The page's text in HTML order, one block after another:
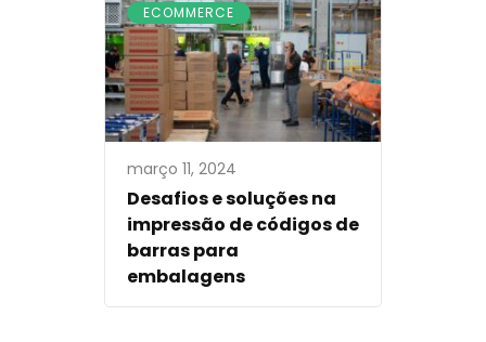
ECOMMERCE
março 11, 2024
Desafios e soluções na
impressão de códigos de
barras para
embalagens